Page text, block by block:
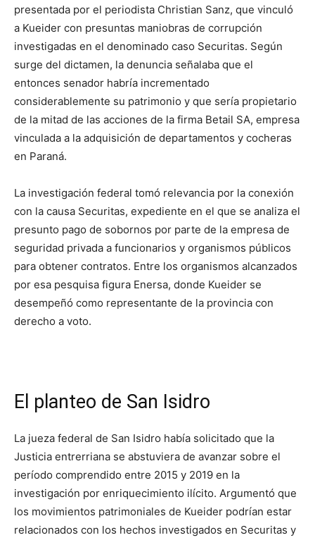
presentada por el periodista Christian Sanz, que vinculó
a Kueider con presuntas maniobras de corrupción
investigadas en el denominado caso Securitas. Según
surge del dictamen, la denuncia señalaba que el
entonces senador habría incrementado
considerablemente su patrimonio y que sería propietario
de la mitad de las acciones de la firma Betail SA, empresa
vinculada a la adquisición de departamentos y cocheras
en Paraná.
La investigación federal tomó relevancia por la conexión
con la causa Securitas, expediente en el que se analiza el
presunto pago de sobornos por parte de la empresa de
seguridad privada a funcionarios y organismos públicos
para obtener contratos. Entre los organismos alcanzados
por esa pesquisa figura Enersa, donde Kueider se
desempeñó como representante de la provincia con
derecho a voto.
El planteo de San Isidro
La jueza federal de San Isidro había solicitado que la
Justicia entrerriana se abstuviera de avanzar sobre el
período comprendido entre 2015 y 2019 en la
investigación por enriquecimiento ilícito. Argumentó que
los movimientos patrimoniales de Kueider podrían estar
relacionados con los hechos investigados en Securitas y